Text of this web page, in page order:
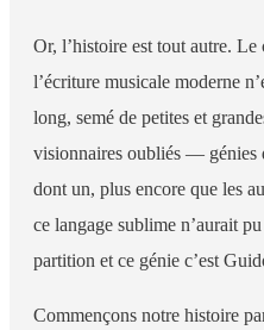
Or, l’histoire est tout autre. Le
l’écriture musicale moderne
long, semé de petites et
visionnaires oubliés — génies
dont un, plus encore que les
ce langage sublime n’aurait
partition et ce génie c’est
Commençons notre histoire